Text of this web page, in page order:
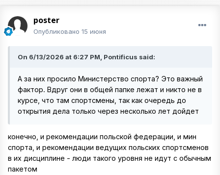
poster
Опубликовано 15 июня
On 6/13/2026 at 6:27 PM, Pontificus said:
А за них просило Министерство спорта? Это важный
фактор. Вдруг они в общей папке лежат и никто не в
курсе, что там спортсмены, так как очередь до
открытия дела только через несколько лет дойдет
конечно, и рекомендации польской федерации, и мин
спорта, и рекомендации ведущих польских спортсменов
в их дисциплине - люди такого уровня не идут с обычным
пакетом